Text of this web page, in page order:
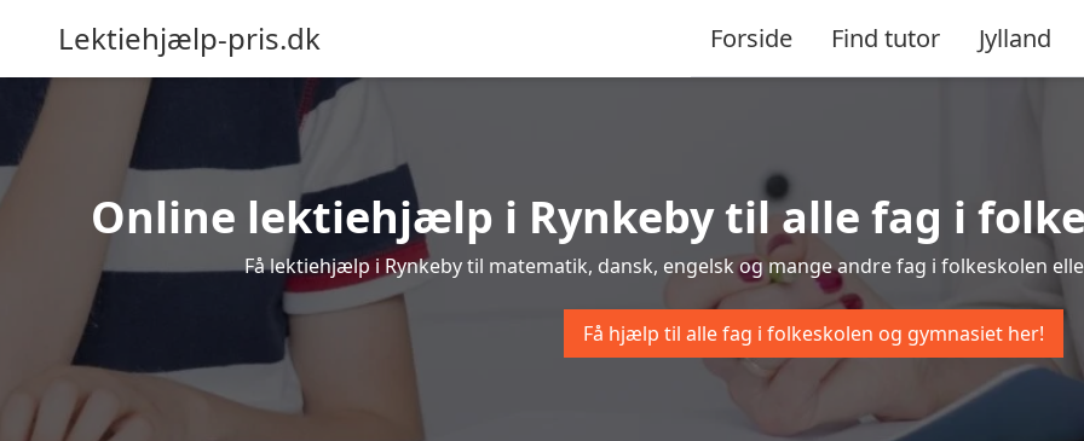
Lektiehjælp-pris.dk Forside Find tutor Jylland
Online lektiehjælp i Rynkeby til alle fag i
Få lektiehjælp i Rynkeby til matematik, dansk, engelsk og mange andre fag i folkeskolen
Få hjælp til alle fag i folkeskolen og gymnasiet her!